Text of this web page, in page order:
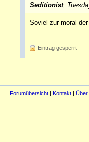
Seditionist,
Soviel zur moral der
Eintrag gesperrt
Forumübersicht | Kontakt | Über